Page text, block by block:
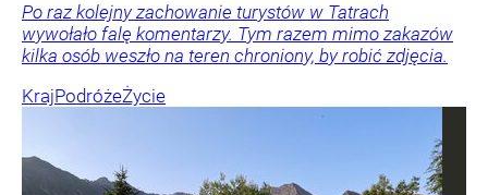
Po raz kolejny zachowanie turystów w Tatrach
wywołało falę komentarzy. Tym razem mimo zakazów
kilka osób weszło na teren chroniony, by robić zdjęcia.
KrajPodróżeŻycie